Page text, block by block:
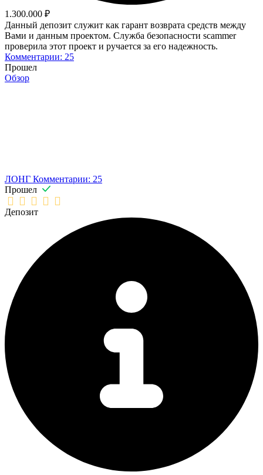
1.300.000 ₽
Данный депозит служит как гарант возврата средств между
Вами и данным проектом. Служба безопасности scammer
проверила этот проект и ручается за его надежность.
Комментарии: 25
Прошел
Обзор
ЛОНГ Комментарии: 25
Прошел
Депозит